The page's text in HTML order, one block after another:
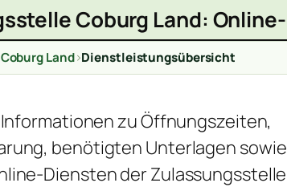
Coburg Land:
Coburg Land>Dienstleistungsübersicht
zu Öffnungszeiten,
benötigten Unterlagen
Diensten der